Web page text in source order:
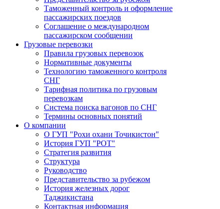
Таможенный контроль и оформление
пассажирских поездов
Соглашение о международном
пассажирском сообщении
Грузовые перевозки
Правила грузовых перевозок
Нормативные документы
Технологию таможенного контроля
СНГ
Тарифная политика по грузовым
перевозкам
Система поиска вагонов по СНГ
Термины основных понятий
О компании
О ГУП "Рохи охани Точикистон"
История ГУП "РОТ"
Стратегия развития
Структура
Руководство
Представительство за рубежом
История железных дорог
Таджикистана
Контактная информация